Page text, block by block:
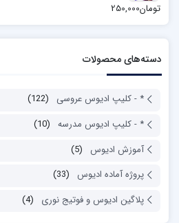
تومان250,000
دسته‌های محصولات
* - کلیپ ادیوس عروسی
(122)
* - کلیپ ادیوس مدرسه (10)
آموزش ادیوس
(5)
پروژه آماده ادیوس
(33)
پلاگین ادیوس و فوتیج نوری
(4)